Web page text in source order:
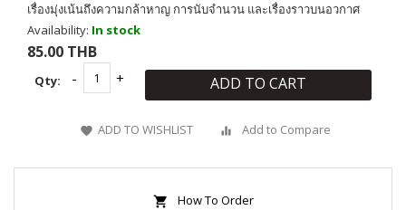
เรื่องมุ่งเน้นถึงความกล้าหาญ การนับจำนวน และเรื่องราวบนอวกาศ
Availability: In stock
85.00 THB
Qty: ADD TO CART
ADD TO WISHLIST Add to Compare
How To Order